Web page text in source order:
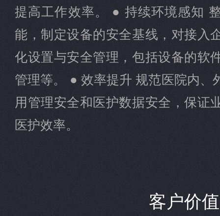
提高工作效率。 ● 持续环境感知
能，制定设备的安全基线，对接入
化设置与安全管理，包括设备的软
管理等。 ● 效率提升 规范医院内、
用管理安全和医护数据安全，保证
医护效率。
客户价值